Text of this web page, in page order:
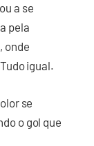
a se
pela
onde
igual.
se
o gol que